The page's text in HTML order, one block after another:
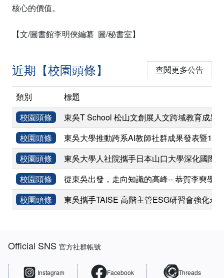
核心的價值。
【文/圖書館李明俠編纂 圖/秘書室】
近期【校園頭條】 查閱更多公告
類別
標題
校園頭條
東吳T School 松山文創展人文跨域教育成果
校園頭條
東吳大學推動跨系AI教師社群成果發表暨
校園頭條
東吳大學人社院攜手日本山口大學深化國際
校園頭條
從東吳出發，走向知識的高峰-- 恭賀李奭學
校園頭條
東吳攜手TAISE 高階主管ESG研習會強化永
Official SNS官方社群帳號
Instagram
Facebook
Threads